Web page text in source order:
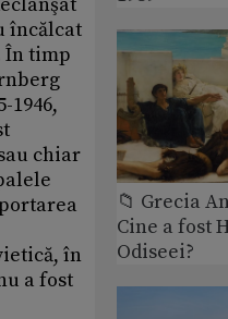
încălcat
În timp
1946,
chiar
în
a fost
📁 Grecia
Cine a fost
Odiseei?